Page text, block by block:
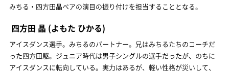
みちる・四方田晶ペアの演目の振り付けを担当することとなる。
四方田 晶 (よもた ひかる)
アイスダンス選手。みちるのパートナー。兄はみちるたちのコーチだ
った四方田駆。ジュニア時代は男子シングルの選手だったが、のちに
アイスダンスに転向している。実力はあるが、軽い性格が災いして、